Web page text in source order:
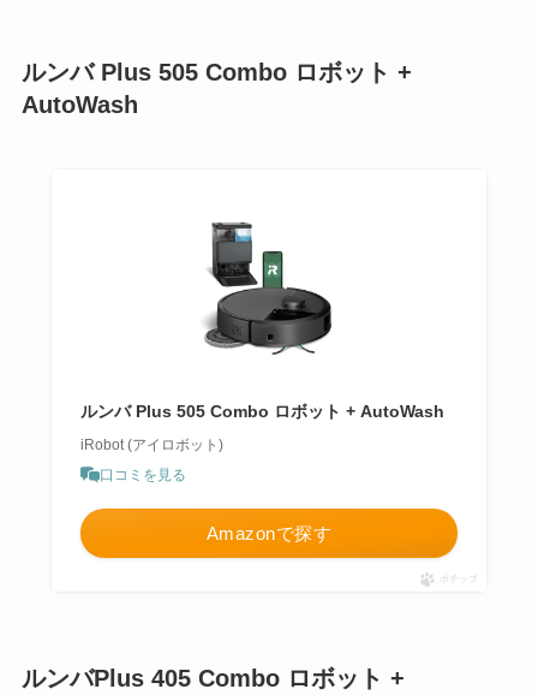
ルンバ Plus 505 Combo ロボット +
AutoWash
ルンバ Plus 505 Combo ロボット + AutoWash
iRobot (アイロボット)
口コミを見る
Amazonで探す
ポチップ
ルンバPlus 405 Combo ロボット +